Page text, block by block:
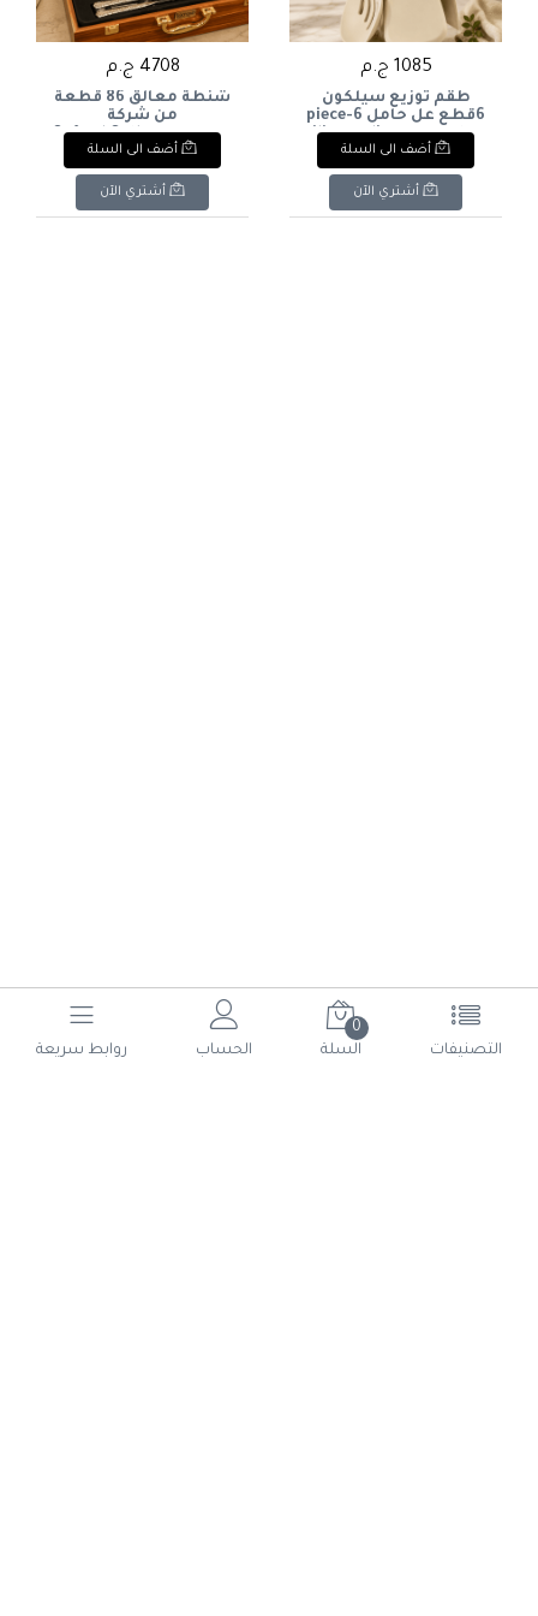
التصنيفات
0
السلة
الحساب روابط سريعة
1085 ج.م
طقم توزيع سيلكون
6قطع عل حامل 6-piece
silicone dispenser set on
a stand
أضف الى السلة
أشتري الآن
4708 ج.م
شنطة معالق 86 قطعة
من شركة
اكسفوردOxford Cutlery
Set, 86 Pieces
أضف الى السلة
أشتري الآن
1
(current)
3
5
6